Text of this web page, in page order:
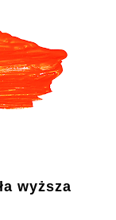
wyższa